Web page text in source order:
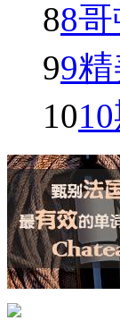
88
99
10